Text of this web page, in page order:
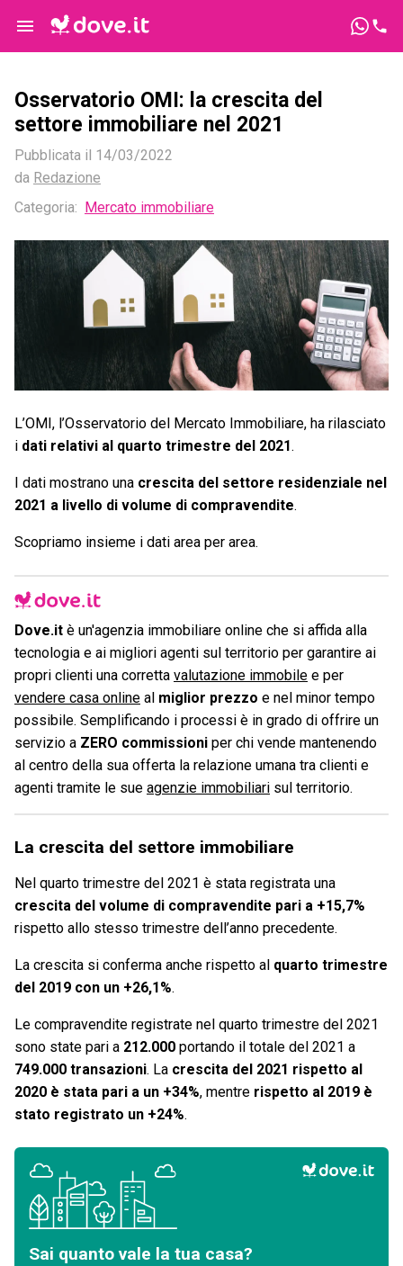
Osservatorio OMI: la crescita del
settore immobiliare nel 2021
Pubblicata il 14/03/2022
da Redazione
Categoria:
Mercato immobiliare
L’OMI, l’Osservatorio del Mercato Immobiliare, ha rilasciato
i dati relativi al quarto trimestre del 2021.
I dati mostrano una crescita del settore residenziale nel
2021 a livello di volume di compravendite.
Scopriamo insieme i dati area per area.
Dove.it è un'agenzia immobiliare online che si affida alla
tecnologia e ai migliori agenti sul territorio per garantire ai
propri clienti una corretta valutazione immobile e per
vendere casa online al miglior prezzo e nel minor tempo
possibile. Semplificando i processi è in grado di offrire un
servizio a ZERO commissioni per chi vende mantenendo
al centro della sua offerta la relazione umana tra clienti e
agenti tramite le sue agenzie immobiliari sul territorio.
La crescita del settore immobiliare
Nel quarto trimestre del 2021 è stata registrata una
crescita del volume di compravendite pari a +15,7%
rispetto allo stesso trimestre dell’anno precedente.
La crescita si conferma anche rispetto al quarto trimestre
del 2019 con un +26,1%.
Le compravendite registrate nel quarto trimestre del 2021
sono state pari a 212.000 portando il totale del 2021 a
749.000 transazioni. La crescita del 2021 rispetto al
2020 è stata pari a un +34%, mentre rispetto al 2019 è
stato registrato un +24%.
Sai quanto vale la tua casa?